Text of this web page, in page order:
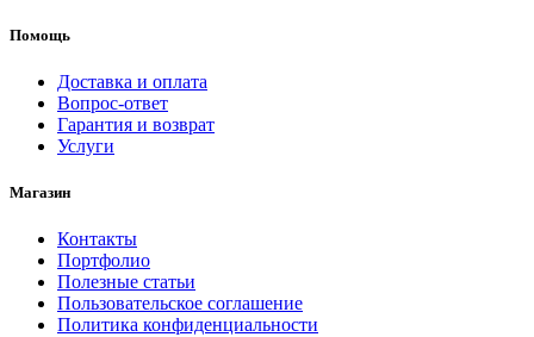
Помощь
Доставка и оплата
Вопрос-ответ
Гарантия и возврат
Услуги
Магазин
Контакты
Портфолио
Полезные статьи
Пользовательское соглашение
Политика конфиденциальности